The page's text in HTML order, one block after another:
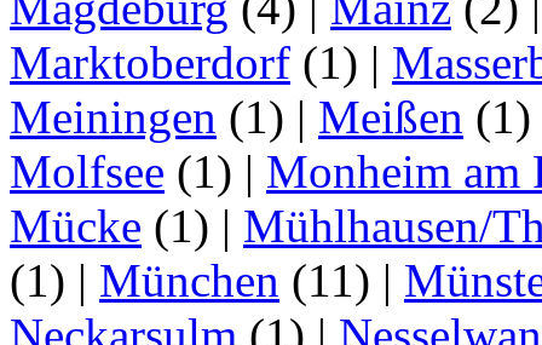
Marktoberdorf (1) |
Meiningen (1) | Meißen (1)
Molfsee (1) | Monheim am
Mücke (1) | Mühlhausen/
(1) | München (11) |
Neckarsulm (1) |